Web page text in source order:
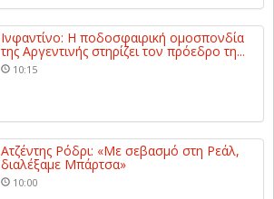
Ινφαντίνο: Η ποδοσφαιρική ομοσπονδία
της Αργεντινής στηρίζει τον πρόεδρο τη...
10:15
Ατζέντης Ρόδρι: «Με σεβασμό στη Ρεάλ,
διαλέξαμε Μπάρτσα»
10:00